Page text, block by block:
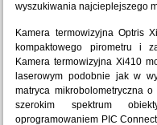
wyszukiwania najcieplejszego
Kamera termowizyjna Optris
kompaktowego pirometru i
Kamera termowizyjna Xi410
laserowym podobnie jak w
matryca mikrobolometryczna
szerokim spektrum
oprogramowaniem PIC